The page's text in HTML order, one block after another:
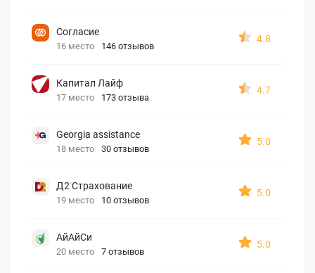
Согласие
16 место 146 отзывов
4.8
Капитал Лайф
17 место 173 отзыва
4.7
Georgia assistance
18 место 30 отзывов
5.0
Д2 Страхование
19 место 10 отзывов
5.0
АйАйСи
20 место 7 отзывов
5.0